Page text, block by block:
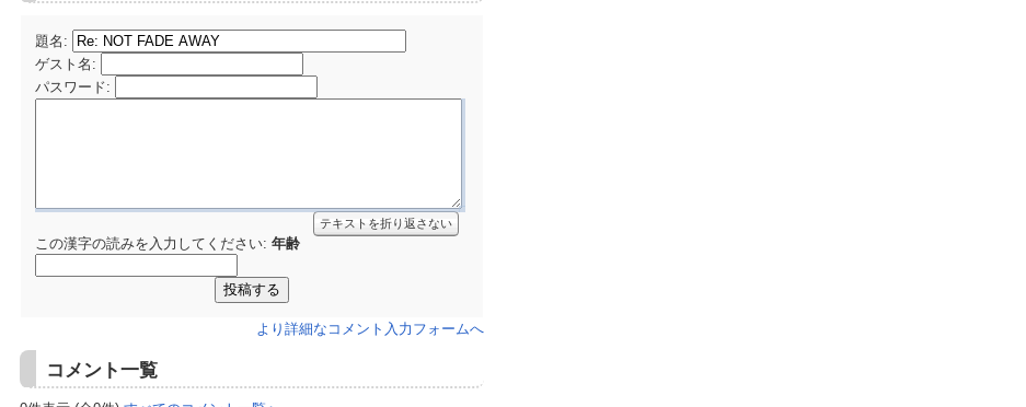
題名:
ゲスト名 :
パスワード:
テキストを折り返さない
この漢字の読みを入力してください: 年齢
より詳細なコメント入力フォームへ
コメント一覧